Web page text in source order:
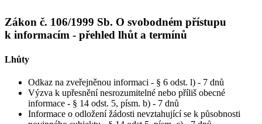
Zákon č. 106/1999 Sb. O svobodném přístupu
k informacím - přehled lhůt a termínů
Lhůty
Odkaz na zveřejněnou informaci - § 6 odst. l) - 7 dnů
Výzva k upřesnění nesrozumitelné nebo příliš obecné
informace - § 14 odst. 5, písm. b) - 7 dnů
Informace o odložení žádosti nevztahující se k působnosti